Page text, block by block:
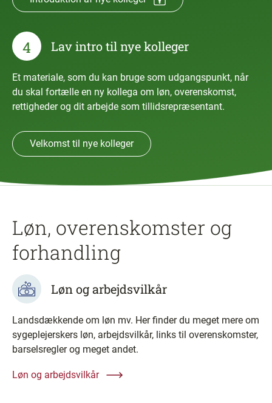
4 Lav intro til nye kolleger
Et materiale, som du kan bruge som udgangspunkt, når
du skal fortælle en ny kollega om løn, overenskomst,
rettigheder og dit arbejde som tillidsrepræsentant.
Velkomst til nye kolleger
Løn, overenskomster og
forhandling
Løn og arbejdsvilkår
Landsdækkende om løn mv. Her finder du meget mere om
sygeplejerskers løn, arbejdsvilkår, links til overenskomster,
barselsregler og meget andet.
Løn og arbejdsvilkår